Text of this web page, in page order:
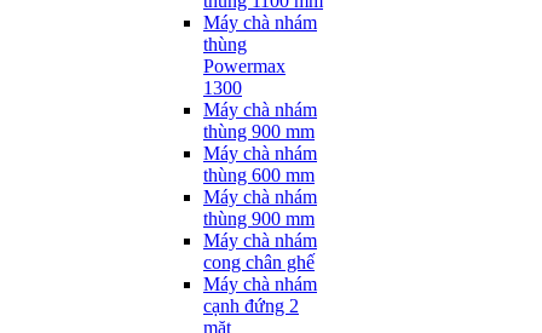
Máy chà nhám
thùng
Powermax
1300
Máy chà nhám
thùng 900 mm
Máy chà nhám
thùng 600 mm
Máy chà nhám
thùng 900 mm
Máy chà nhám
cong chân ghế
Máy chà nhám
cạnh đứng 2
mặt